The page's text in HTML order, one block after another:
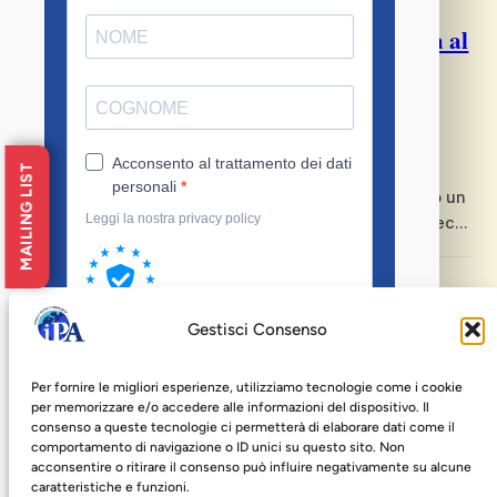
Gestisci Consenso
Per fornire le migliori esperienze, utilizziamo tecnologie come i cookie
per memorizzare e/o accedere alle informazioni del dispositivo. Il
consenso a queste tecnologie ci permetterà di elaborare dati come il
comportamento di navigazione o ID unici su questo sito. Non
acconsentire o ritirare il consenso può influire negativamente su alcune
caratteristiche e funzioni.
dell’articolo scritto da Massimo Massaro, segretario
generale dell’Istituto Arrupe, e pubblicato sul n. 47
Articolo sull’intitolazione della Biblioteca al
p. Carrara SJ
10 Aprile 2018
Si segnala che sul numero di febbraio 2018 del
periodico “Comunità in cammino” è stato pubblicato un
articolo sulla cerimonia di intitolazione della Biblioteca
dell’Istituto Arrupe al p. Angelo Carrara SJ, avvenuta il
26 gennaio scorso. Articolo
Intitolazione della Biblioteca al p. Angelo
Carrara SJ
15 Gennaio 2018
Gesuiti
News & Eventi
Si svolgerà il 26 gennaio 2018 alle ore 11.30 presso la
sede dell’Istituto Arrupe, la cerimonia di intitolazione
MAILING LIST